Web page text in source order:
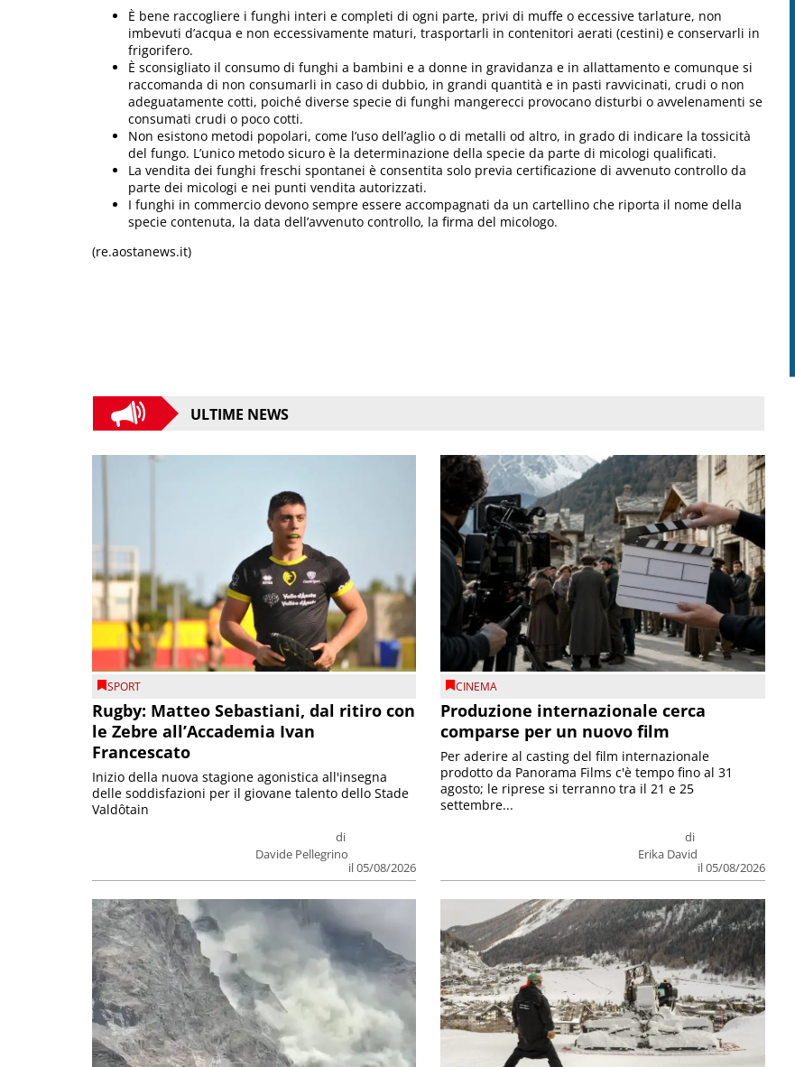
È bene raccogliere i funghi interi e completi di ogni parte, privi di muffe o eccessive tarlature, non
imbevuti d’acqua e non eccessivamente maturi, trasportarli in contenitori aerati (cestini) e conservarli in
frigorifero.
È sconsigliato il consumo di funghi a bambini e a donne in gravidanza e in allattamento e comunque si
raccomanda di non consumarli in caso di dubbio, in grandi quantità e in pasti ravvicinati, crudi o non
adeguatamente cotti, poiché diverse specie di funghi mangerecci provocano disturbi o avvelenamenti se
consumati crudi o poco cotti.
Non esistono metodi popolari, come l’uso dell’aglio o di metalli od altro, in grado di indicare la tossicità
del fungo. L’unico metodo sicuro è la determinazione della specie da parte di micologi qualificati.
La vendita dei funghi freschi spontanei è consentita solo previa certificazione di avvenuto controllo da
parte dei micologi e nei punti vendita autorizzati.
I funghi in commercio devono sempre essere accompagnati da un cartellino che riporta il nome della
specie contenuta, la data dell’avvenuto controllo, la firma del micologo.
(re.aostanews.it)
ULTIME NEWS
SPORT
Rugby: Matteo Sebastiani, dal ritiro con
le Zebre all’Accademia Ivan
Francescato
di
Davide Pellegrino
il 05/08/2026
Inizio della nuova stagione agonistica all'insegna
delle soddisfazioni per il giovane talento dello Stade
Valdôtain
CINEMA
Produzione internazionale cerca
comparse per un nuovo film
di
Erika David
il 05/08/2026
Per aderire al casting del film internazionale
prodotto da Panorama Films c'è tempo fino al 31
agosto; le riprese si terranno tra il 21 e 25
settembre...